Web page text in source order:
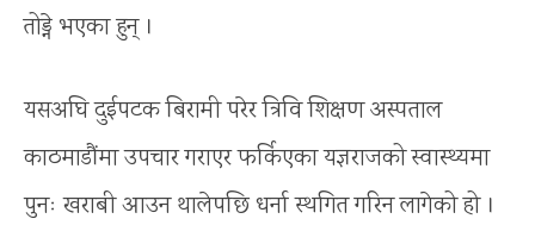
तोड्ने भएका हुन् ।
यसअघि दुईपटक बिरामी परेर त्रिवि शिक्षण अस्पताल
काठमाडौंमा उपचार गराएर फर्किएका यज्ञराजको स्वास्थ्यमा
पुनः खराबी आउन थालेपछि धर्ना स्थगित गरिन लागेको हो ।